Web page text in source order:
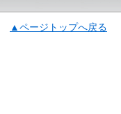
▲ページトップへ戻る